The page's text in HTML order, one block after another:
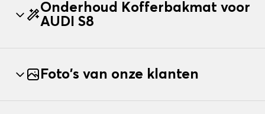
Onderhoud Kofferbakmat voor
AUDI S8
Foto's van onze klanten